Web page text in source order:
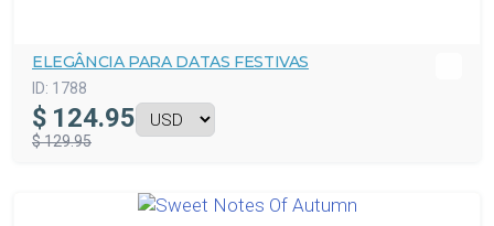
ELEGÂNCIA PARA DATAS FESTIVAS
ID: 1788
$ 124.95
$ 129.95